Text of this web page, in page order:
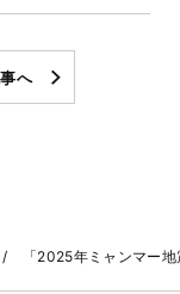
へ
「2025年ミャンマー